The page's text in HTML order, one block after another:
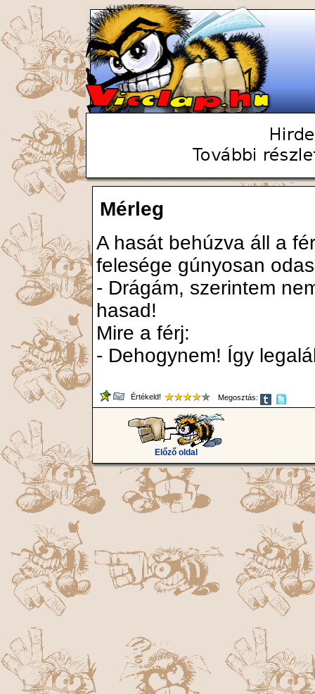
Mérleg
A hasát behúzva áll a
felesége gúnyosan
- Drágám, szerintem
hasad!
Mire a férj:
- Dehogynem! Így
Értékeld! Megosztás:
Előző oldal